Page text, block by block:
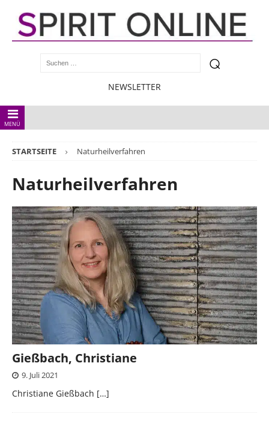
NEWSLETTER
MENÜ
STARTSEITE Naturheilverfahren
Naturheilverfahren
Gießbach, Christiane
9. Juli 2021
Christiane Gießbach […]